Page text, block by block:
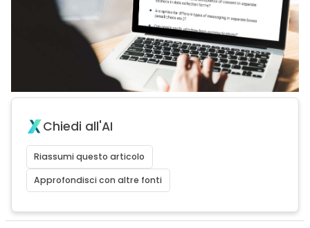
Chiedi all'AI
Riassumi questo articolo
Approfondisci con altre fonti